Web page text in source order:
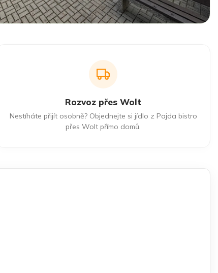
Rozvoz přes Wolt
Nestíháte přijít osobně? Objednejte si jídlo z Pajda bistro
přes Wolt přímo domů.